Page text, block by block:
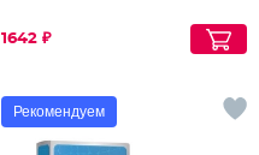
1642 ₽
Рекомендуем